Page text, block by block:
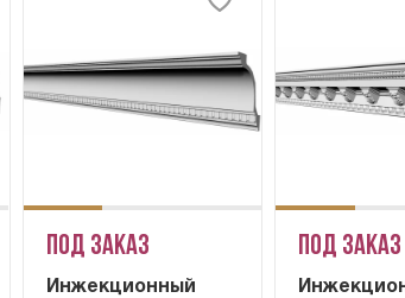
Под заказ
Инжекционный
Под заказ